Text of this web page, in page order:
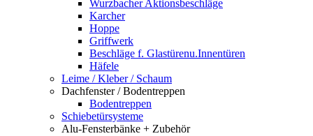
Wurzbacher Aktionsbeschläge
Karcher
Hoppe
Griffwerk
Beschläge f. Glastürenu.Innentüren
Häfele
Leime / Kleber / Schaum
Dachfenster / Bodentreppen
Bodentreppen
Schiebetürsysteme
Alu-Fensterbänke + Zubehör